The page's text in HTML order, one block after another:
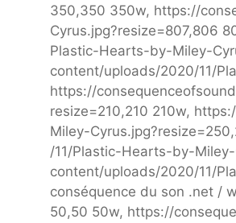
350,350 350w, https://
Cyrus.jpg?resize=807,806
Plastic-Hearts-by-Miley-
content/uploads/2020/11/
https://
resize=210,210 210w,
Miley-
/11/Plastic-Hearts-by-
content/uploads/2020/11/
conséquence du son .net /
50,50 50w, https://